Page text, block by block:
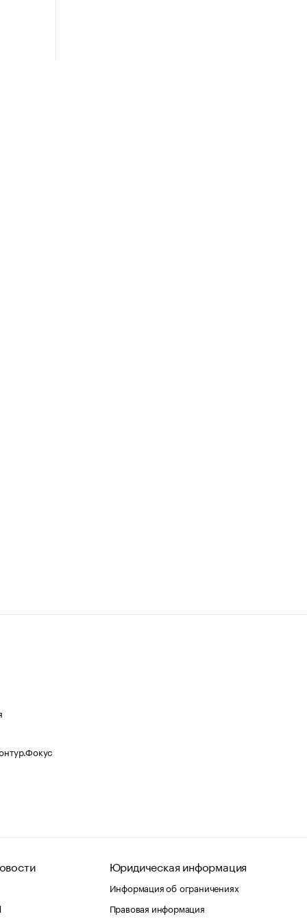
Юридическая информация
Информация об ограничениях
Правовая информация